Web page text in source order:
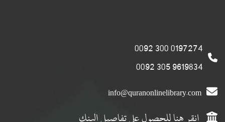
0197274 300 0092
9619834 305 0092
info@quranonlinelibrary.com
انقر هنا للحصول على تفاصيل البنك